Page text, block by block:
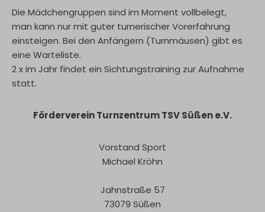
Die Mädchengruppen sind im Moment vollbelegt,
man kann nur mit guter turnerischer Vorerfahrung
einsteigen. Bei den Anfängern (Turnmäusen) gibt es
eine Warteliste.
2 x im Jahr findet ein Sichtungstraining zur Aufnahme
statt.
Förderverein Turnzentrum TSV Süßen e.V.
Vorstand Sport
Michael Kröhn
Jahnstraße 57
73079 Süßen